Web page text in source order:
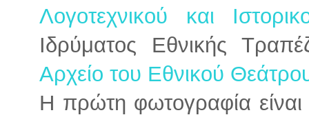
Λογοτεχνικού και
Ιδρύματος Εθνικής
Αρχείο του Εθνικού
Η πρώτη φωτογραφία